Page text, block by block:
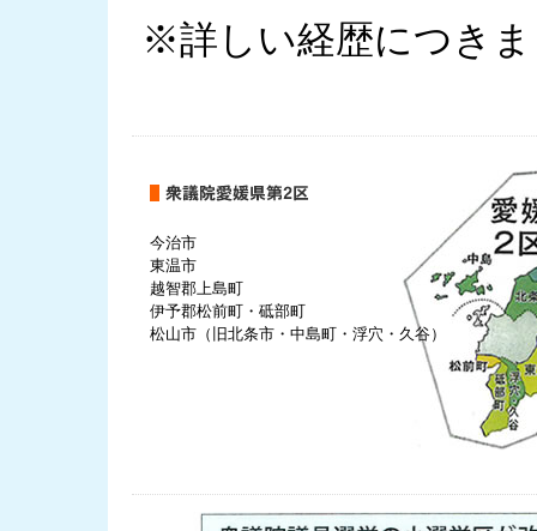
※詳しい経歴につき
今治市
東温市
越智郡上島町
伊予郡松前町・砥部町
松山市（旧北条市・中島町・浮穴・久谷）